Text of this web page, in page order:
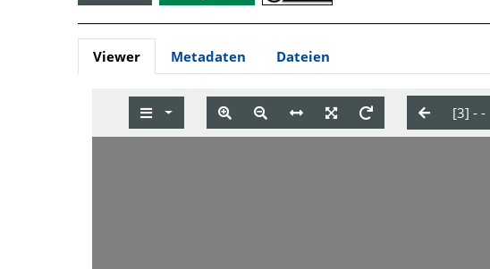
Viewer Metadaten Dateien